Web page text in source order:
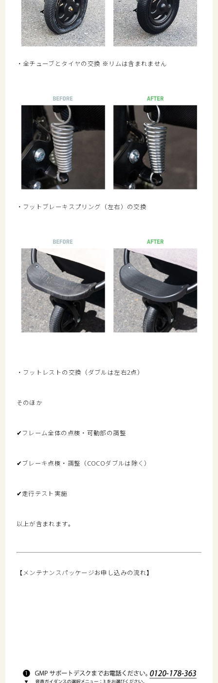
・全チューブとタイヤの交換 ※リムは含まれません
・フットブレーキスプリング（左右）の交換
・フットレストの交換（ダブルは左右2点）
そのほか
✔フレーム全体の点検・可動部の調整
✔ブレーキ点検・調整（COCOダブルは除く）
✔走行テスト実施
以上が含まれます。
【メンテナンスパッケージお申し込みの流れ】